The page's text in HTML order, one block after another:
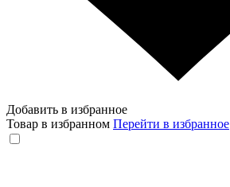
Добавить в избранное
Товар в избранном Перейти в избранное